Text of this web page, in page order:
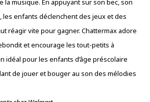
la musique. En appuyant sur son bec, son
les enfants déclenchent des jeux et des
réagir vite pour gagner. Chattermax adore
et encourage les tout-petits à
idéal pour les enfants d’âge préscolaire
de jouer et bouger au son des mélodies